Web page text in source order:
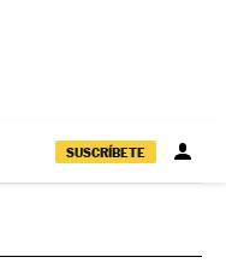
SUSCRÍBETE